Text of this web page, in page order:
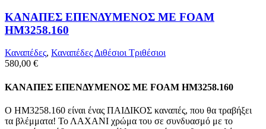
ΚΑΝΑΠΕΣ ΕΠΕΝΔΥΜΕΝΟΣ ΜΕ FOAM
HM3258.160
Καναπέδες, Καναπέδες Διθέσιοι Τριθέσιοι
580,00 €
ΚΑΝΑΠΕΣ ΕΠΕΝΔΥΜΕΝΟΣ ΜΕ FOAM HM3258.160
Ο ΗΜ3258.160 είναι ένας ΠΑΙΔΙΚΟΣ καναπές, που θα τραβήξει
τα βλέμματα! Το ΛΑΧΑΝΙ χρώμα του σε συνδυασμό με το